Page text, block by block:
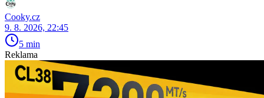
Cooky.cz
9. 8. 2026, 22:45
5 min
Reklama